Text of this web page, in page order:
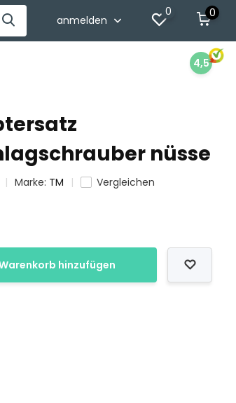
anmelden
0 0
4,5
nüsse
Marke: TM
Vergleichen
hinzufügen